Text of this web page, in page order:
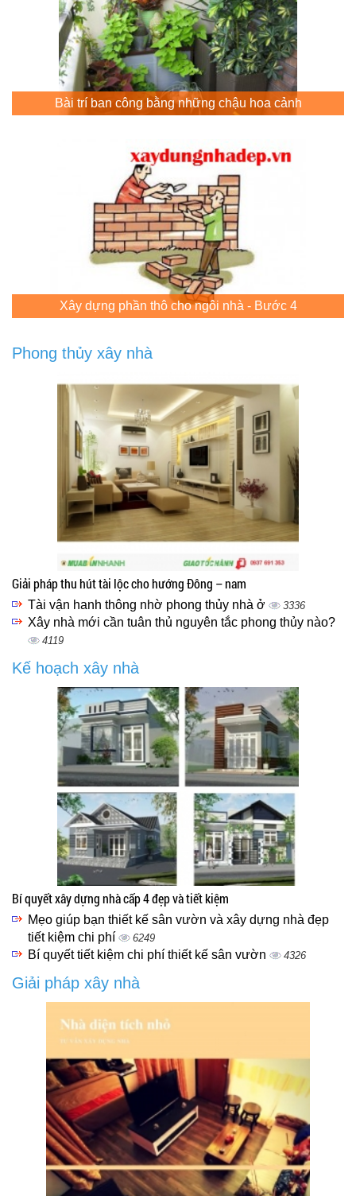
Bài trí ban công bằng những chậu hoa cảnh
Xây dựng phần thô cho ngôi nhà - Bước 4
Phong thủy xây nhà
Giải pháp thu hút tài lộc cho hướng Đông – nam
Tài vận hanh thông nhờ phong thủy nhà ở 3336
Xây nhà mới cần tuân thủ nguyên tắc phong thủy nào?
4119
Kế hoạch xây nhà
Bí quyết xây dựng nhà cấp 4 đẹp và tiết kiệm
Mẹo giúp bạn thiết kế sân vườn và xây dựng nhà đẹp
tiết kiệm chi phí
6249
Bí quyết tiết kiệm chi phí thiết kế sân vườn 4326
Giải pháp xây nhà